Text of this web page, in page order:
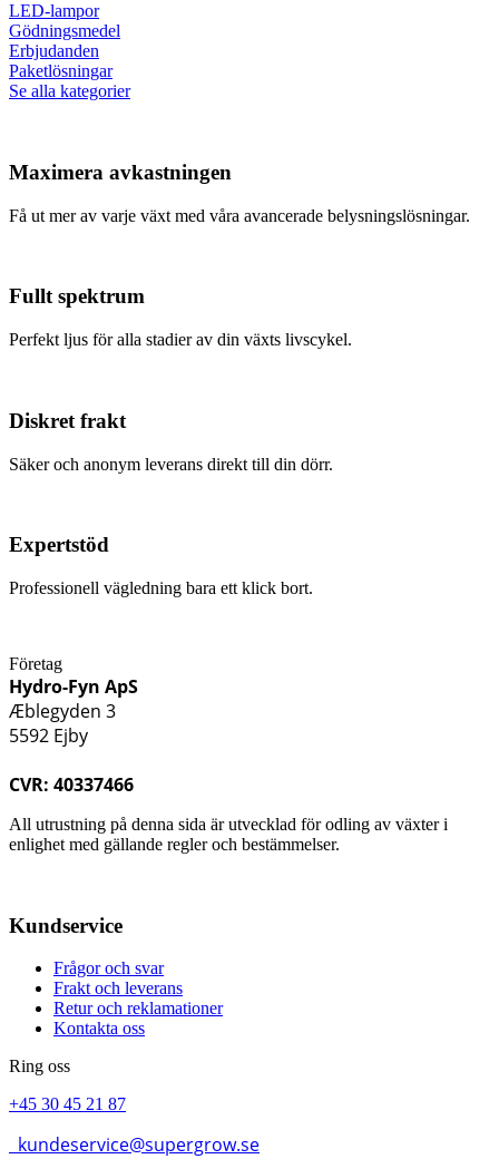
LED-lampor
Gödningsmedel
Erbjudanden
Paketlösningar
Se alla kategorier
Maximera avkastningen
Få ut mer av varje växt med våra avancerade belysningslösningar.
Fullt spektrum
Perfekt ljus för alla stadier av din växts livscykel.
Diskret frakt
Säker och anonym leverans direkt till din dörr.
Expertstöd
Professionell vägledning bara ett klick bort.
Företag
Hydro-Fyn ApS
Æblegyden 3
5592 Ejby
CVR: 40337466
All utrustning på denna sida är utvecklad för odling av växter i
enlighet med gällande regler och bestämmelser.
Kundservice
Frågor och svar
Frakt och leverans
Retur och reklamationer
Kontakta oss
Ring oss
+45 30 45 21 87
kundeservice@supergrow.se